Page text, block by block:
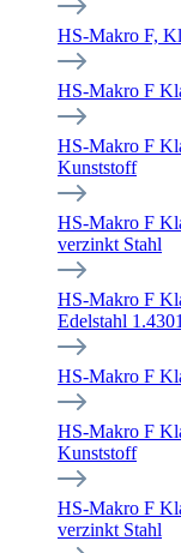
HS-Makro F,
HS-Makro F
HS-Makro F
Kunststoff
HS-Makro F
verzinkt Stahl
HS-Makro F
Edelstahl 1.4301
HS-Makro F
HS-Makro F
Kunststoff
HS-Makro F
verzinkt Stahl